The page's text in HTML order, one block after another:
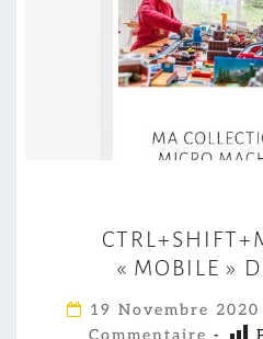
T
R
L
« MOBILE »
19 Novembre 2020
Commentaire -